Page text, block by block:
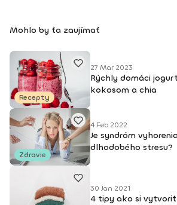
Mohlo by ťa zaujímať
Recepty
27 Mar 2023
Rýchly domáci
kokosom a chia
Zdravie
4 Feb 2022
Je syndróm
dlhodobého stresu?
30 Jan 2021
4 tipy ako si